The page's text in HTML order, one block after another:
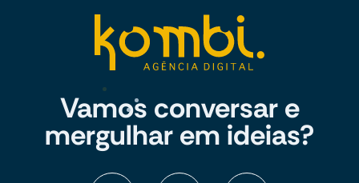
Vamos conversar e
mergulhar em ideias?